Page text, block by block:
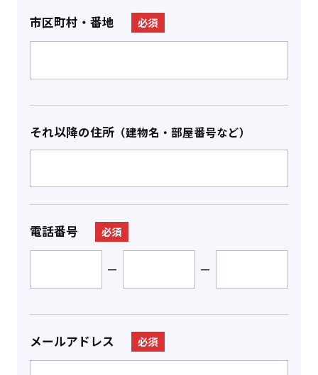
市区町村・番地 必須
それ以降の住所（建物名・部屋番号など）
電話番号 必須
－ －
メールアドレス 必須